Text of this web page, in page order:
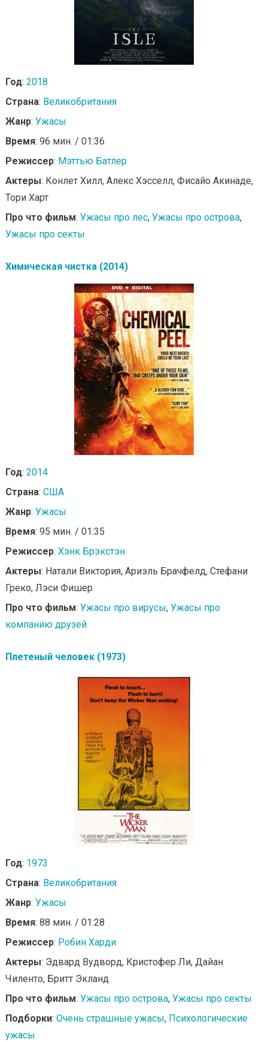
Год: 2018
Страна: Великобритания
Жанр: Ужасы
Время: 96 мин. / 01:36
Режиссер: Мэттью Батлер
Актеры: Конлет Хилл, Алекс Хэсселл, Фисайо Акинаде,
Тори Харт
Про что фильм: Ужасы про лес, Ужасы про острова,
Ужасы про секты
Химическая чистка (2014)
Год: 2014
Страна: США
Жанр: Ужасы
Время: 95 мин. / 01:35
Режиссер: Хэнк Брэкстэн
Актеры: Натали Виктория, Ариэль Брачфелд, Стефани
Греко, Лэси Фишер
Про что фильм: Ужасы про вирусы, Ужасы про
компанию друзей
Плетеный человек (1973)
Год: 1973
Страна: Великобритания
Жанр: Ужасы
Время: 88 мин. / 01:28
Режиссер: Робин Харди
Актеры: Эдвард Вудворд, Кристофер Ли, Дайан
Чиленто, Бритт Экланд
Про что фильм: Ужасы про острова, Ужасы про секты
Подборки: Очень страшные ужасы, Психологические
ужасы